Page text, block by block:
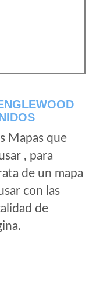
Mapas que
, para
de un mapa
con las
de